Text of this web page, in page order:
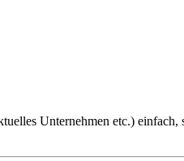
Unternehmen etc.)